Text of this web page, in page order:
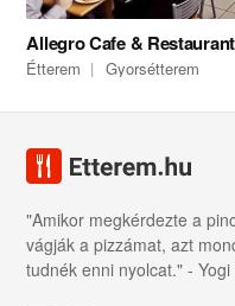
Allegro Cafe & Restaurant
Étterem Gyorsétterem
"Amikor megkérdezte a
vágják a pizzámat, azt
tudnék enni nyolcat." - Yogi